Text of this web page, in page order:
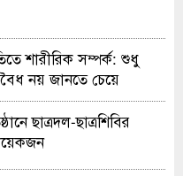
শারীরিক সম্পর্ক: শুধু
নয় জানতে চেয়ে
ছাত্রদল-ছাত্রশিবির